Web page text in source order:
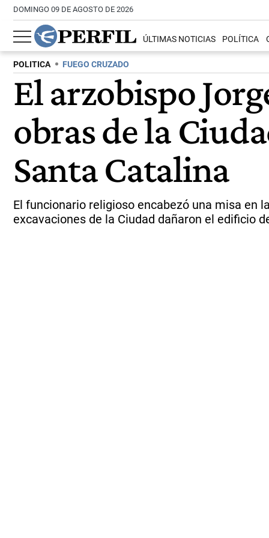
DOMINGO 09 DE AGOSTO DE 2026
ÚLTIMAS NOTICIAS POLÍTICA
POLITICA FUEGO CRUZADO
El arzobispo
obras de la
Santa Catalina
El funcionario religioso encabezó una misa en
excavaciones de la Ciudad dañaron el edificio